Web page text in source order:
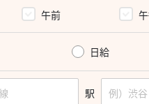
午前
日給
駅